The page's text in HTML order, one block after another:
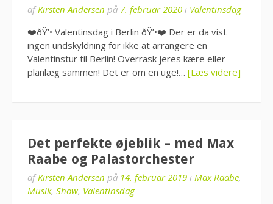
afKirsten Andersen på 7. februar 2020 i Valentinsdag
❤️ðŸ’• Valentinsdag i Berlin ðŸ’•❤️ Der er da vist
ingen undskyldning for ikke at arrangere en
Valentinstur til Berlin! Overrask jeres kære eller
planlæg sammen! Det er om en uge!… [Læs videre]
Det perfekte øjeblik – med Max
Raabe og Palastorchester
afKirsten Andersen på 14. februar 2019 i Max Raabe,
Musik, Show, Valentinsdag